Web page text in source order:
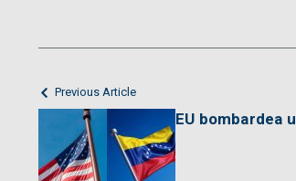
Previous Article
EU bombardea